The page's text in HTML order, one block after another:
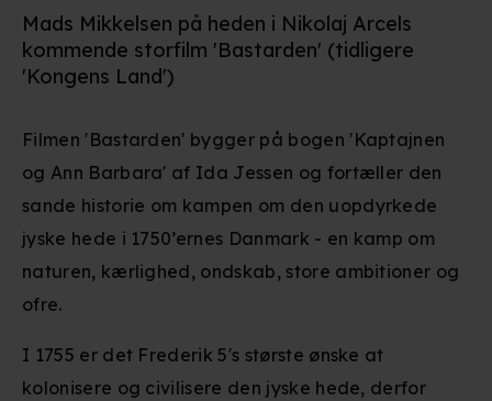
Mads Mikkelsen på heden i Nikolaj Arcels
kommende storfilm 'Bastarden' (tidligere
'Kongens Land')
Filmen 'Bastarden' bygger på bogen 'Kaptajnen
og Ann Barbara' af Ida Jessen og fortæller den
sande historie om kampen om den uopdyrkede
jyske hede i 1750’ernes Danmark - en kamp om
naturen, kærlighed, ondskab, store ambitioner og
ofre.
I 1755 er det Frederik 5's største ønske at
kolonisere og civilisere den jyske hede, derfor